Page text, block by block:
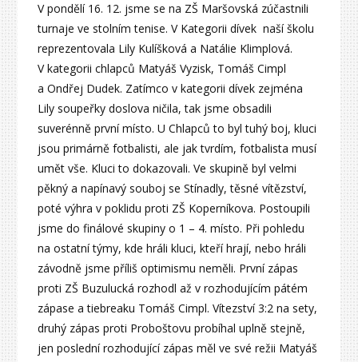
V pondělí 16. 12. jsme se na ZŠ Maršovská zúčastnili
turnaje ve stolním tenise. V Kategorii dívek naší školu
reprezentovala Lily Kulíšková a Natálie Klimplová.
V kategorii chlapců Matyáš Vyzisk, Tomáš Cimpl
a Ondřej Dudek. Zatímco v kategorii dívek zejména
Lily soupeřky doslova ničila, tak jsme obsadili
suverénně první místo. U Chlapců to byl tuhý boj, kluci
jsou primárně fotbalisti, ale jak tvrdím, fotbalista musí
umět vše. Kluci to dokazovali. Ve skupině byl velmi
pěkný a napínavý souboj se Stínadly, těsné vítězství,
poté výhra v poklidu proti ZŠ Koperníkova. Postoupili
jsme do finálové skupiny o 1 – 4. místo. Při pohledu
na ostatní týmy, kde hráli kluci, kteří hrají, nebo hráli
závodně jsme příliš optimismu neměli. První zápas
proti ZŠ Buzulucká rozhodl až v rozhodujícím pátém
zápase a tiebreaku Tomáš Cimpl. Vítezství 3:2 na sety,
druhý zápas proti Proboštovu probíhal uplně stejně,
jen poslední rozhodující zápas měl ve své režii Matyáš